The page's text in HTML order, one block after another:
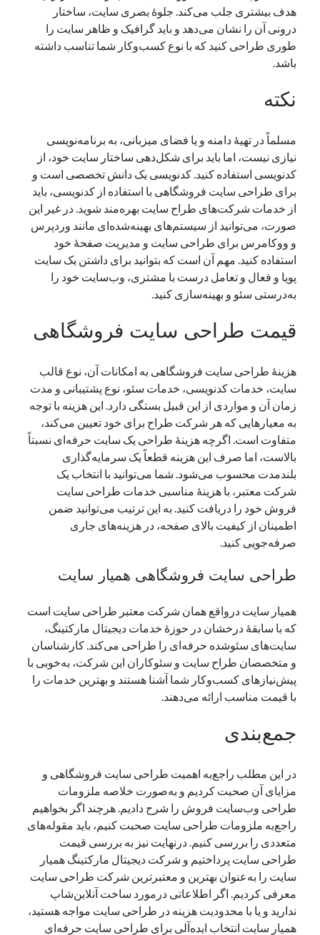
هدف بیشتری جلب می‌کند. جلوهٔ بصری سایت، ساختار
درونی آن را نشان می‌دهد و باید گرافیک و ظاهر سایت را
طوری طراحی کنید که با نوع کسب‌وکار شما تناسب داشته
باشد.
نکته
مسلماً در تهیهٔ دامنه و یا فضای میزبانی، به برنامه‌نویسی
نیازی نیست، اما باید برای شکل‌دهی ساختار سایت خود، از
کدنویسی استفاده کنید. کدنویسی یک دانش تخصصی است و
برای طراحی سایت فروشگاهی با استفاده از کدنویسی، باید
از خدمات شرکت‌های طراح سایت بهره‌مند شوید. در غیر این
صورت، می‌توانید از سیستم‌های بهینه‌شده‌ای مانند وردپرس
و ووکامرس برای طراحی سایت و مدیریت صفحهٔ خود
استفاده کنید. مهم آن است که بتوانید برای داشتن یک سایت
پویا و فعال و تعامل درست با مشتری، وب‌سایت خود را
به‌درستی سئو و بهینه‌سازی کنید.
قیمت طراحی سایت فروشگاهی
هزینهٔ طراحی سایت فروشگاهی به امکانات آن، نوع قالب
سایت، خدمات کدنویسی، خدمات سئو، نوع پشتیبانی و مدت
زمان آن و مواردی از این قبیل بستگی دارد. این هزینه با توجه
به معیارهایی که هر شرکت طراح برای خود تعیین می‌کند،
متفاوت است. اگرچه هزینهٔ طراحی یک سایت حرفه‌ای نسبتاً
بالاست، اما صرف این هزینه قطعاً یک سرمایه‌گذاری
بلندمدت محسوب می‌شود. شما می‌توانید با انتخاب یک
شرکت معتبر، با هزینهٔ مناسبی خدمات طراحی سایت
فروش خود را دریافت کنید. به این ترتیب می‌توانید ضمن
اطمینان از کیفیت بالای صفحه، در هزینه‌های جاری
صرفه‌جویی کنید.
طراحی سایت فروشگاهی همیار سایت
همیار سایت درواقع همان شرکت معتبر طراحی سایت است
که با سابقهٔ درخشان در حوزهٔ خدمات دیجیتال مارکتینگ،
سایت‌های سئوشده حرفه‌ای را طراحی می‌کند‌. کارشناسان
و متخصصان طراح سایت و سئوکاران این شرکت، به‌خوبی با
پیش‌نیازهای کسب‌وکار شما آشنا هستند و بهترین خدمات را
با قیمت مناسب ارائه می‌دهند.
جمع‌بندی
در این‌ مطلب راجع‌به اهمیت طراحی سایت فروشگاهی و
مزایای آن صحبت کردیم و به‌صورت خلاصه ملزومات
طراحی وب‌سایت فروش را شرح دادیم. هرچند اگر بخواهیم
راجع‌به ملزومات طراحی سایت صحبت کنیم، باید مقوله‌های
متعددی را بررسی کنیم. درنهایت نیز به بررسی قیمت
طراحی سایت پرداختیم و شرکت دیجیتال مارکتینگ همیار
سایت را به‌عنوان بهترین و معتبرترین شرکت طراحی سایت
معرفی کردیم. اگر اطلاعاتی درمورد ساخت آنلاین‌شاپ
ندارید و یا با محدودیت هزینه در طراحی سایت مواجه هستید،
همیار سایت انتخاب ایده‌آلی برای طراحی سایت حرفه‌ای